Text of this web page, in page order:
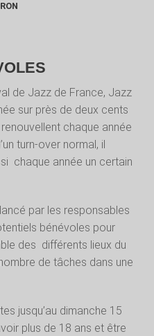
de Jazz de France, Jazz
sur près de deux cents
chaque année
turn-over normal, il
chaque année un certain
lancé par les responsables
bénévoles pour
des différents lieux du
de tâches dans une
jusqu’au dimanche 15
plus de 18 ans et être